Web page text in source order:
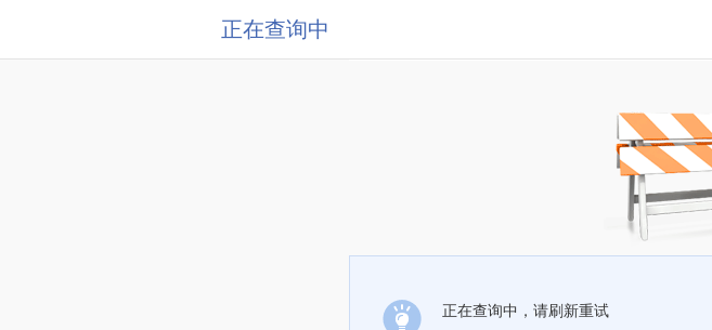
正在查询中
正在查询中，请刷新重试